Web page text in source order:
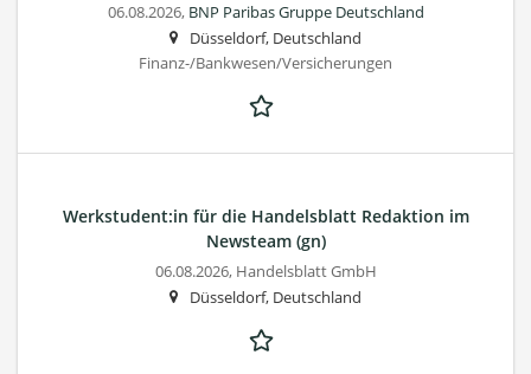
06.08.2026, BNP Paribas Gruppe Deutschland
Düsseldorf, Deutschland
Finanz-/Bankwesen/Versicherungen
Werkstudent:in für die Handelsblatt Redaktion im
Newsteam (gn)
06.08.2026, Handelsblatt GmbH
Düsseldorf, Deutschland